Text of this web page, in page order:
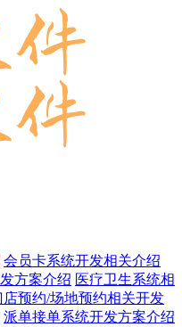
会员卡系统开发相关介绍
方案介绍 医疗卫生系统相
店预约/场地预约相关开发
派单接单系统开发方案介绍